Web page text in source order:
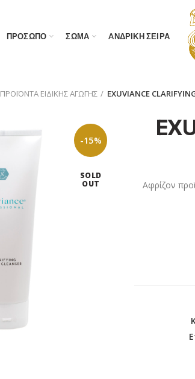
ΠΡΟΣΩΠΟ ΣΩΜΑ AΝΔΡΙΚΗ ΣΕΙΡΑ
ΠΡΟΪΟΝΤΑ ΕΙΔΙΚΗΣ ΑΓΩΓΗΣ EXUVIANCE
-15%
SOLD
OUT
Αφρίζον